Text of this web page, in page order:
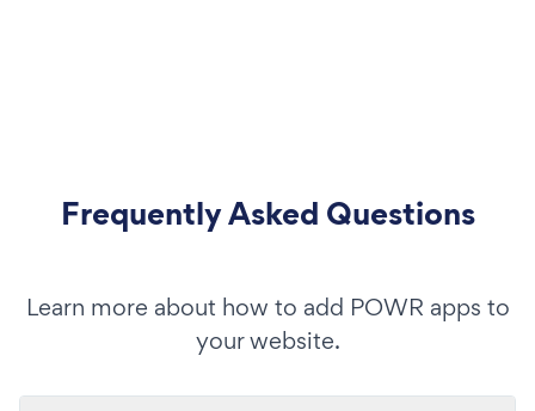
Frequently Asked Questions
Learn more about how to add POWR apps to
your website.